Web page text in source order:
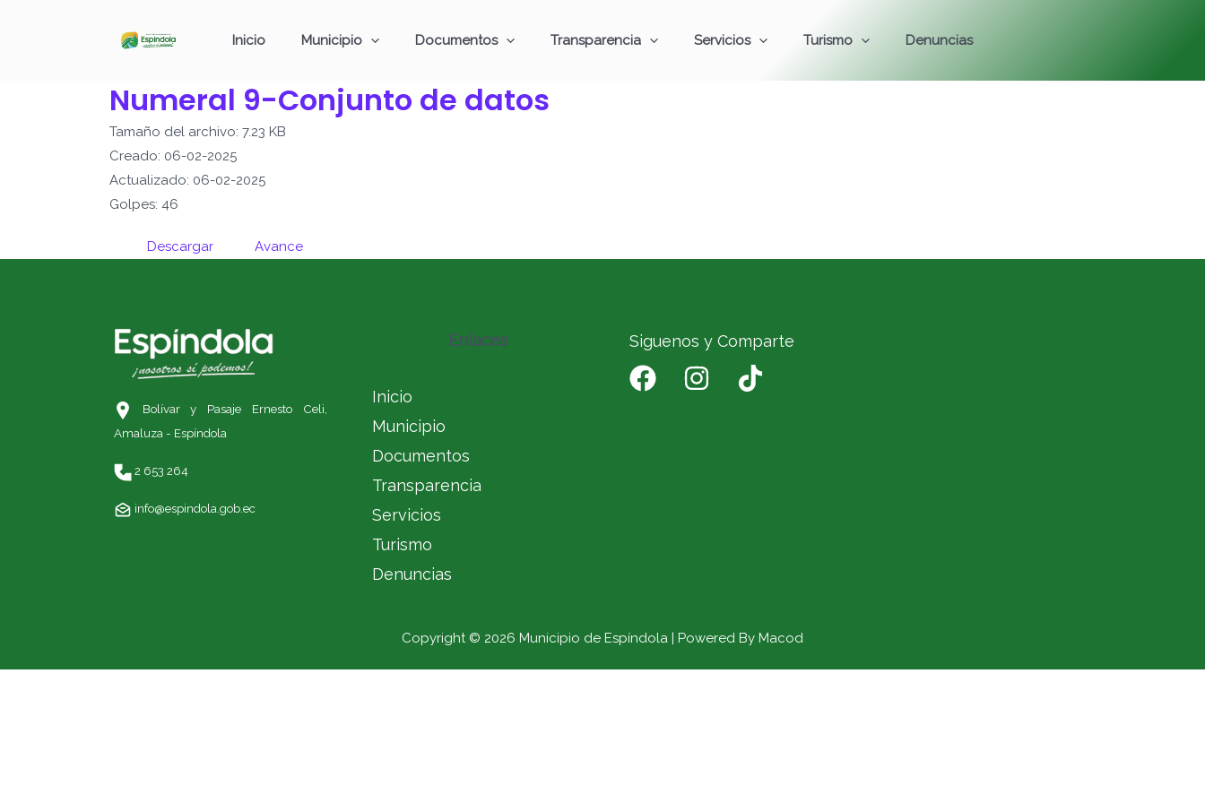
Inicio Municipio Documentos Transparencia Servicios Turismo Denuncias
Numeral 9-Conjunto de datos
Tamaño del archivo: 7.23 KB
Creado: 06-02-2025
Actualizado: 06-02-2025
Golpes: 46
Descargar Avance
Bolívar y Pasaje Ernesto Celi,
Amaluza - Espíndola
2 653 264
info@espindola.gob.ec
Enlaces
Inicio
Municipio
Documentos
Transparencia
Servicios
Turismo
Denuncias
Siguenos y Comparte
Copyright © 2026 Municipio de Espíndola | Powered By Macod